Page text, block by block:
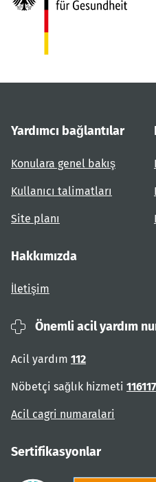
Yardımcı bağlantılar
Konulara genel bakış
Kullanıcı talimatları
Site planı
Hakkımızda
İletişim
Önemli acil yardım
Acil yardım 112
Nöbetçi sağlık hizmeti 116117
Acil cagri numaralari
Sertifikasyonlar